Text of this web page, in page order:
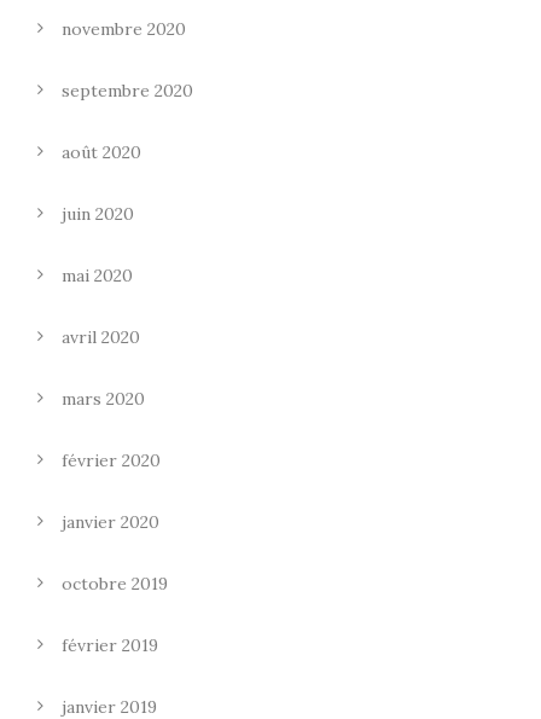
novembre 2020
septembre 2020
août 2020
juin 2020
mai 2020
avril 2020
mars 2020
février 2020
janvier 2020
octobre 2019
février 2019
janvier 2019